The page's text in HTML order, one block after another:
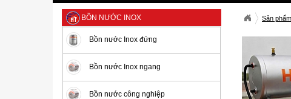
Sản phẩm
BỒN NƯỚC INOX
Bồn nước Inox đứng
Bồn nước Inox ngang
Bồn nước công nghiệp